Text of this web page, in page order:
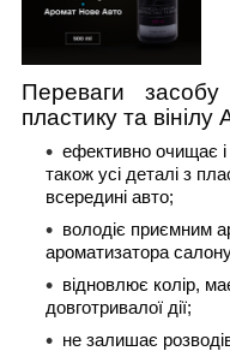
Переваги
пластику та вінілу
ефективно очищає
також усі деталі з
всередині авто;
володіє приємним
ароматизатора
відновлює колір,
довготривалої дії;
не залишає